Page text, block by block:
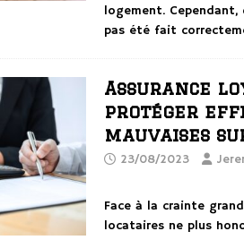
logement. Cependant,
pas été fait
Assurance
protéger
mauvaises
23/08/2023
Face à la crainte
locataires ne plus